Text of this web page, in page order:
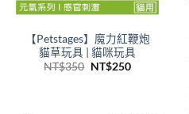
【Petstages】魔力紅鞭炮
貓草玩具 | 貓咪玩具
NT$350 原
NT$250目